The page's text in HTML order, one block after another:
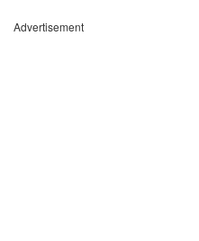
Advertisement